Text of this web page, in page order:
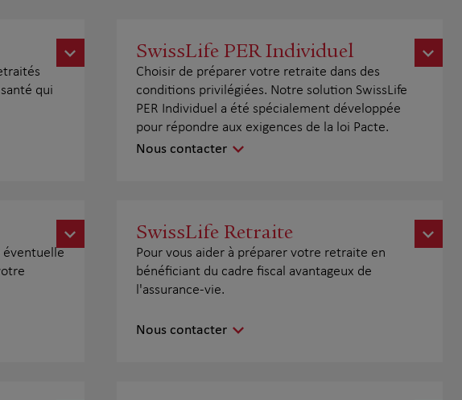
qui
SwissLife PER Individuel
Choisir de préparer votre retraite dans des
conditions privilégiées. Notre solution SwissLife
PER Individuel a été spécialement développée
pour répondre aux exigences de la loi Pacte.
Nous contacter
éventuelle
SwissLife Retraite
Pour vous aider à préparer votre retraite en
bénéficiant du cadre fiscal avantageux de
l'assurance-vie.
Nous contacter